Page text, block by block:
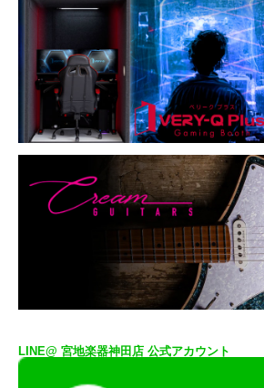
LINE@ 宮地楽器神田店 公式アカウント